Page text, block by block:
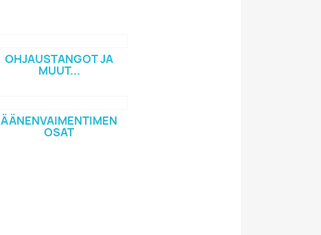
OHJAUSTANGOT JA
MUUT...
ÄÄNENVAIMENTIMEN
OSAT